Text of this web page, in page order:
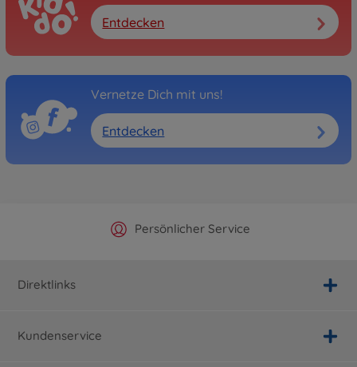
Entdecken
Vernetze Dich mit uns!
Entdecken
Offizieller Hersteller Shop
Persönlicher Service
Versandkostenfrei ab 25€
Schnelle Lieferung
Direktlinks
Kundenservice